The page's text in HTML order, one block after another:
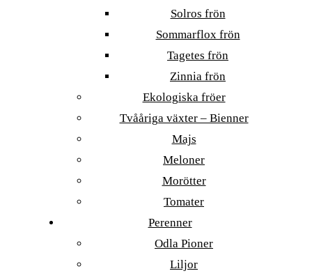
Solros frön
Sommarflox frön
Tagetes frön
Zinnia frön
Ekologiska fröer
Tvååriga växter – Bienner
Majs
Meloner
Morötter
Tomater
Perenner
Odla Pioner
Liljor